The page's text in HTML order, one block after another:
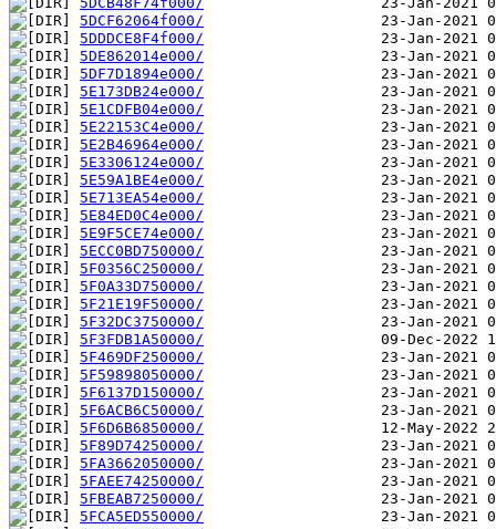
5DCF62064f000/
5DDDCE8F4f000/
5DE862014e000/
5DF7D1894e000/
5E173DB24e000/
5E1CDFB04e000/
5E22153C4e000/
5E2B46964e000/
5E3306124e000/
5E59A1BE4e000/
5E713EA54e000/
5E84ED0C4e000/
5E9F5CE74e000/
5ECC0BD750000/
5F0356C250000/
5F0A33D750000/
5F21E19F50000/
5F32DC3750000/
5F3FDB1A50000/
5F469DF250000/
5F59898050000/
5F6137D150000/
5F6ACB6C50000/
5F6D6B6850000/
5F89D74250000/
5FA3662050000/
5FAEE74250000/
5FBEAB7250000/
5FCA5ED550000/